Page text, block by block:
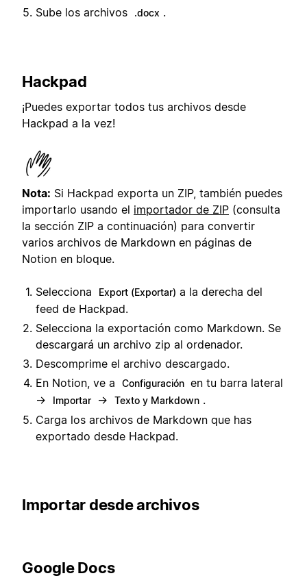
Sube los archivos
.docx .
Hackpad
¡Puedes exportar todos tus archivos desde
Hackpad a la vez!
Nota: Si Hackpad exporta un ZIP, también puedes
importarlo usando el importador de ZIP (consulta
la sección ZIP a continuación) para convertir
varios archivos de Markdown en páginas de
Notion en bloque.
Selecciona Export (Exportar) a la derecha del
feed de Hackpad.
Selecciona la exportación como Markdown. Se
descargará un archivo zip al ordenador.
Descomprime el archivo descargado.
En Notion, ve a
Configuración en tu barra lateral
→
Importar → Texto y Markdown .
Carga los archivos de Markdown que has
exportado desde Hackpad.
Importar desde archivos
Google Docs